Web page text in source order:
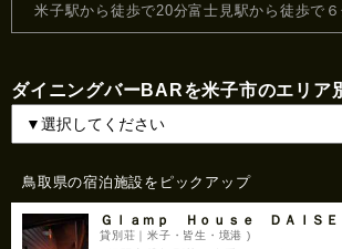
米子駅から徒歩で20分富士見駅から徒歩で６
ダイニングバーBARを米子市のエリア
鳥取県の宿泊施設をピックアップ
Ｇｌａｍｐ Ｈｏｕｓｅ ＤＡＩＳ
貸別荘｜米子・皆生・境港 )